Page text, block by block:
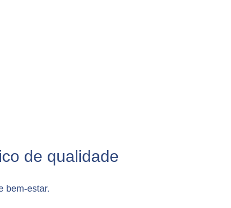
de qualidade
bem-estar.